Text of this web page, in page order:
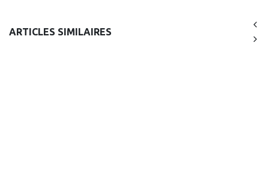
ARTICLES SIMILAIRES